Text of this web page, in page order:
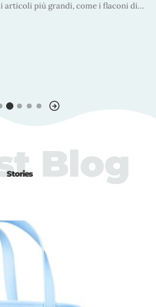
articoli più grandi, come i flaconi di…
Stories Blog